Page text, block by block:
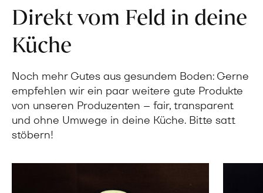
Direkt vom Feld in deine
Küche
Noch mehr Gutes aus gesundem Boden: Gerne
empfehlen wir ein paar weitere gute Produkte
von unseren Produzenten – fair, transparent
und ohne Umwege in deine Küche. Bitte satt
stöbern!